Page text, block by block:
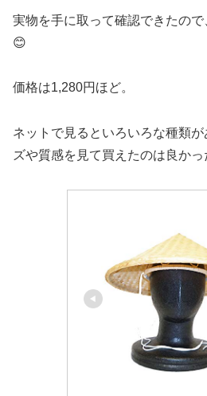
実物を手に取って確認できたの
😊
価格は1,280円ほど。
ネットで見るといろいろな種類
ズや質感を見て買えたのは良かっ